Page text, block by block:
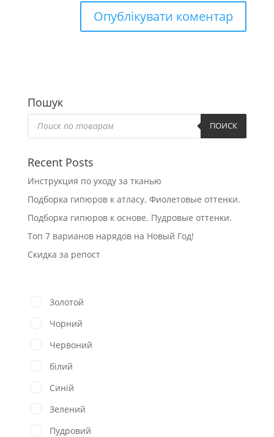
Пошук
Пошук
товарів ПОИСК
Recent Posts
Инструкция по уходу за тканью
Подборка гипюров к атласу. Фиолетовые оттенки.
Подборка гипюров к основе. Пудровые оттенки.
Топ 7 варианов нарядов на Новый Год!
Скидка за репост
Золотой
Чорний
Червоний
білий
Синій
Зелений
Пудровий